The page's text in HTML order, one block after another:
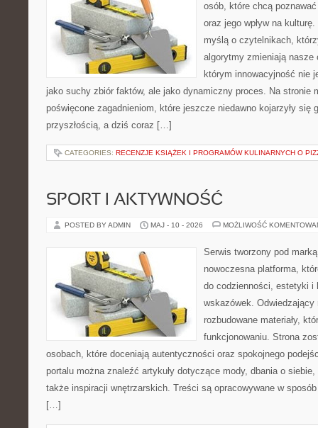
osób, które chcą
oraz jego wpływ na
myślą o czytelnikach,
algorytmy zmieniają nasze
którym innowacyjność nie
jako suchy zbiór faktów, ale jako dynamiczny proces. Na stronie
poświęcone zagadnieniom, które jeszcze niedawno kojarzyły się
przyszłością, a dziś coraz […]
CATEGORIES: RECENZJE KSIĄŻEK I PROGRAMÓW KULINARNYCH O
SPORT I AKTYWNOŚĆ
POSTED BY ADMIN MAJ - 10 - 2026 MOŻLIWOŚĆ
Serwis tworzony pod
nowoczesna platforma,
do codzienności, estetyki i
wskazówek.
rozbudowane materiały,
funkcjonowaniu. Strona
osobach, które doceniają autentyczności oraz spokojnego
portalu można znaleźć artykuły dotyczące mody, dbania o
także inspiracji wnętrzarskich. Treści są opracowywane w
[…]